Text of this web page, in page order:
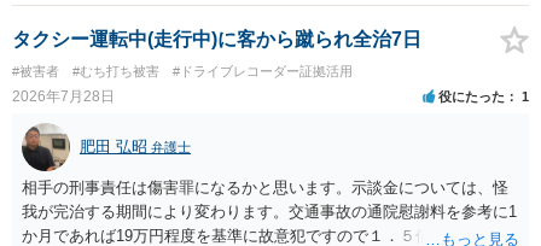
士にご相談ください。
タクシー運転中(走行中)に客から蹴られ全治7日
#被害者 #むち打ち被害 #ドライブレコーダー証拠活用
2026年7月28日 役にたった 1
肥田 弘昭 弁護士
相手の刑事責任は傷害罪になるかと思います。示談金については、怪
我が完治する期間により変わります。交通事故の通院慰謝料を参考に1
か月であれば19万円程度を基準に故意犯ですので１．５倍か2倍程度す